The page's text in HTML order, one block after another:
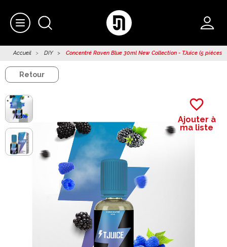
Accueil DIY Concentré Raven Blue 30ml New Collection - TJuice (5 pièces)
Retour
favorite_border
Ajouter à
ma liste